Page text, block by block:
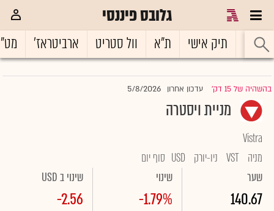
גלובס פיננסי
ראשי תיק אישי ת"א וול סטריט ארביטראז'
בהשהיה של 15 דק' |עדכון אחרון 5/8/2026
מניית ויסטרה
Vistra
מניה VST ניו-יורק USD סוף יום
שער
140.67
שינוי
-1.79%
שינוי ב USD
-2.56